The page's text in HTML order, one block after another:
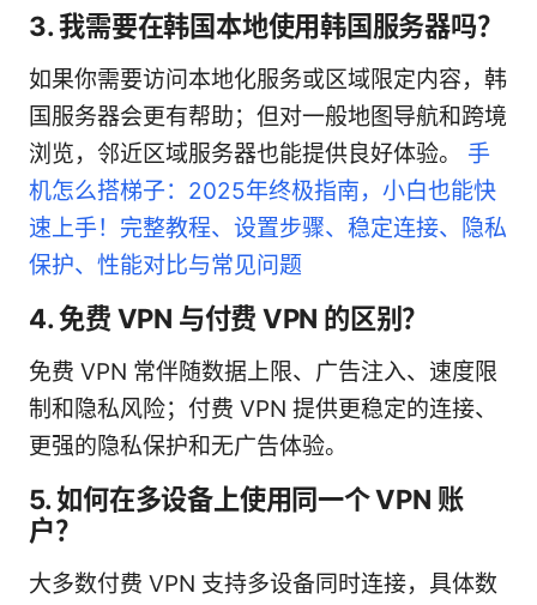
3. 我需要在韩国本地使用韩国服务器吗？
如果你需要访问本地化服务或区域限定内容，韩
国服务器会更有帮助；但对一般地图导航和跨境
浏览，邻近区域服务器也能提供良好体验。 手
机怎么搭梯子：2025年终极指南，小白也能快
速上手！完整教程、设置步骤、稳定连接、隐私
保护、性能对比与常见问题
4. 免费 VPN 与付费 VPN 的区别？
免费 VPN 常伴随数据上限、广告注入、速度限
制和隐私风险；付费 VPN 提供更稳定的连接、
更强的隐私保护和无广告体验。
5. 如何在多设备上使用同一个 VPN 账
户？
大多数付费 VPN 支持多设备同时连接，具体数